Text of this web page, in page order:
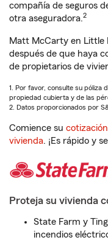
compañía de seguros
otra aseguradora.2
Matt McCarty en Little
después de que haya
de propietarios de
1. Por favor, consulte su póliza
propiedad cubierta y de las
2. Datos proporcionados por
Comience su
vivienda. ¡Es rápido y
Proteja su vivienda
State Farm y
incendios